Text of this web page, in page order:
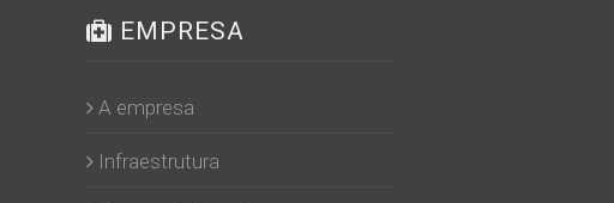
EMPRESA
A empresa
Infraestrutura